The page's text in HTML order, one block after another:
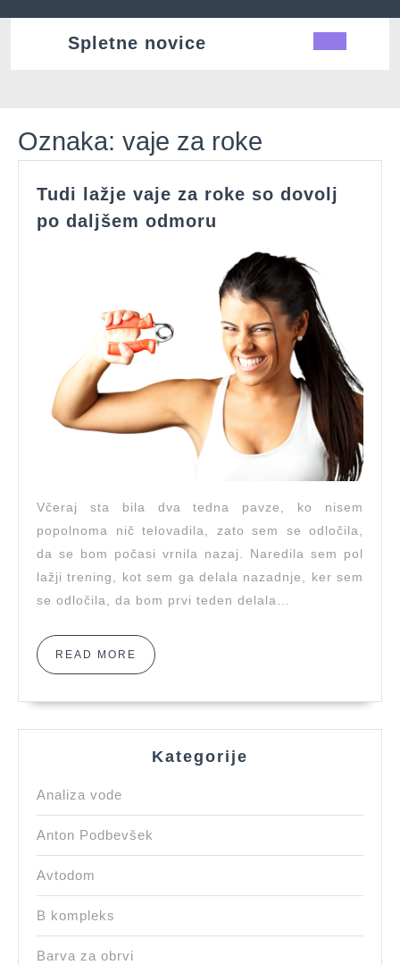
Spletne novice
Oznaka: vaje za roke
Tudi lažje vaje za roke so dovolj
po daljšem odmoru
vaje
za
roke
so
dovolj
po
daljšem
odmoru
Včeraj sta bila dva tedna pavze, ko nisem
popolnoma nič telovadila, zato sem se odločila,
da se bom počasi vrnila nazaj. Naredila sem pol
lažji trening, kot sem ga delala nazadnje, ker sem
se odločila, da bom prvi teden delala…
READ MORE READ
MORE
Kategorije
Analiza vode
Anton Podbevšek
Avtodom
B kompleks
Barva za obrvi